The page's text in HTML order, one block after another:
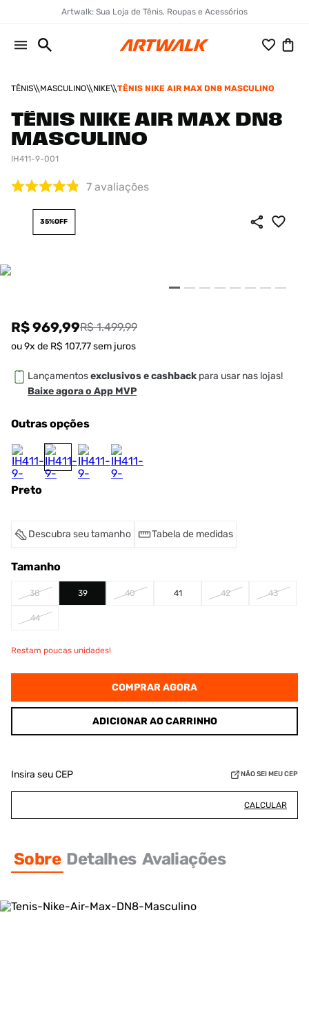
Artwalk: Sua Loja de Tênis, Roupas e Acessórios
TÊNIS MASCULINO NIKE TÊNIS NIKE AIR MAX DN8 MASCULINO
TÊNIS NIKE AIR MAX DN8
MASCULINO
IH411-9-001
7 avaliações
35%OFF
R$ 969,99R$ 1.499,99
ou9x de R$ 107,77sem juros
Lançamentosexclusivos e cashback para usar nas lojas!
Baixe agora o App MVP
Outras opções
Preto
Descubra seu tamanho Tabela de medidas
Tamanho
38 39 40 41 42 43
44
Restam poucas unidades!
COMPRAR AGORA
ADICIONAR AO CARRINHO
Insira seu CEP NÃO SEI MEU CEP
CALCULAR
Sobre Detalhes Avaliações